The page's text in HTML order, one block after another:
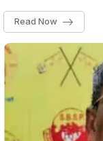
Read Now